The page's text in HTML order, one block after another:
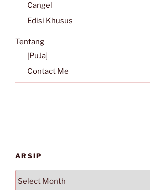
Cangel
Edisi Khusus
Tentang
[PuJa]
Contact Me
ARSIP